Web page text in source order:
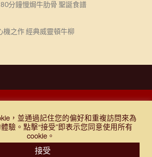
分鐘慢焗牛肋骨 聖誕食譜
機之作 經典威靈頓牛柳
購物車 門市報價表
|免責聲明|門市報價表|TEST
，並通過記住您的偏好和重複訪問來為
驗。點擊“接受”即表示您同意使用所有
cookie。
接受